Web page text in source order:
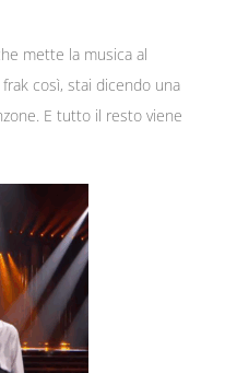
mette la musica al
così, stai dicendo una
E tutto il resto viene